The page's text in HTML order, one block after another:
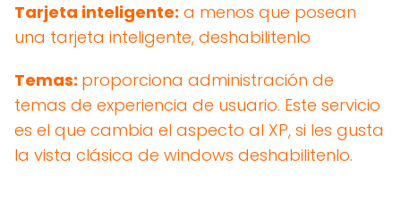
Tarjeta inteligente: a menos que posean
una tarjeta inteligente, deshabilitenlo
Temas: proporciona administración de
temas de experiencia de usuario. Este servicio
es el que cambia el aspecto al XP, si les gusta
la vista clásica de windows deshabilitenlo.